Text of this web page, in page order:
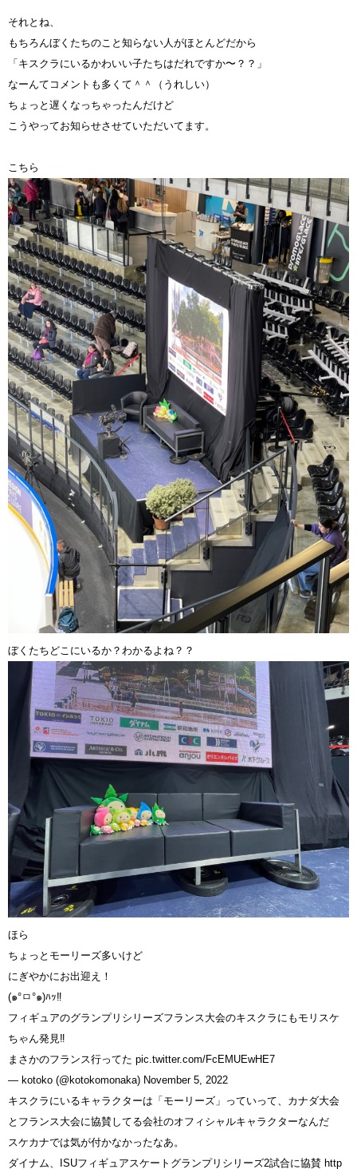
それとね、
もちろんぼくたちのこと知らない人がほとんどだから
「キスクラにいるかわいい子たちはだれですか〜？？」
なーんてコメントも多くて＾＾（うれしい）
ちょっと遅くなっちゃったんだけど
こうやってお知らせさせていただいてます。
こちら
ぼくたちどこにいるか？わかるよね？？
ほら
ちょっとモーリーズ多いけど
にぎやかにお出迎え！
(๑°ㅁ°๑)ﾊｯ‼︎
フィギュアのグランプリシリーズフランス大会のキスクラにもモリスケ
ちゃん発見‼︎
まさかのフランス行ってた pic.twitter.com/FcEMUEwHE7
— kotoko (@kotokomonaka) November 5, 2022
キスクラにいるキャラクターは「モーリーズ」っていって、カナダ大会
とフランス大会に協賛してる会社のオフィシャルキャラクターなんだ
スケカナでは気が付かなかったなあ。
ダイナム、ISUフィギュアスケートグランプリシリーズ2試合に協賛 http